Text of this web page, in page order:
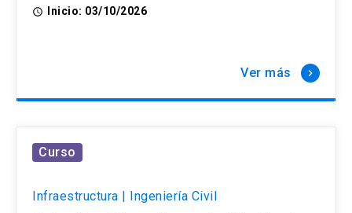
access_time Inicio: 03/10/2026
Ver más keyboard_arrow_right
Curso
Infraestructura | Ingeniería Civil